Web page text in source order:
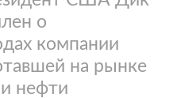
о
компании
на рынке
нефти